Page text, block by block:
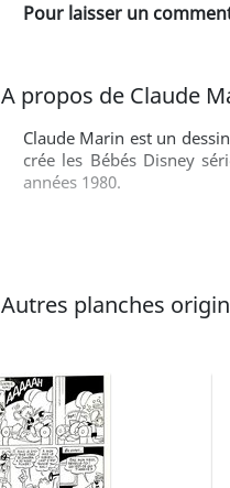
Pour laisser un
A propos de Claude
Claude Marin est un
crée les Bébés Disney
années 1980.
Autres planches